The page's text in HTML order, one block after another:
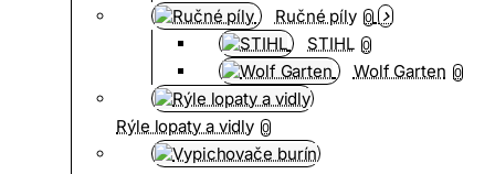
Ručné píly 0
STIHL 0
Wolf Garten 0
Rýle lopaty a vidly 0